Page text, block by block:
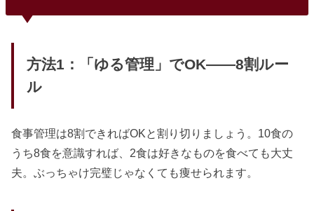
方法1：「ゆる管理」でOK——8割ルー
ル
食事管理は8割できればOKと割り切りましょう。10食の
うち8食を意識すれば、2食は好きなものを食べても大丈
夫。ぶっちゃけ完璧じゃなくても痩せられます。